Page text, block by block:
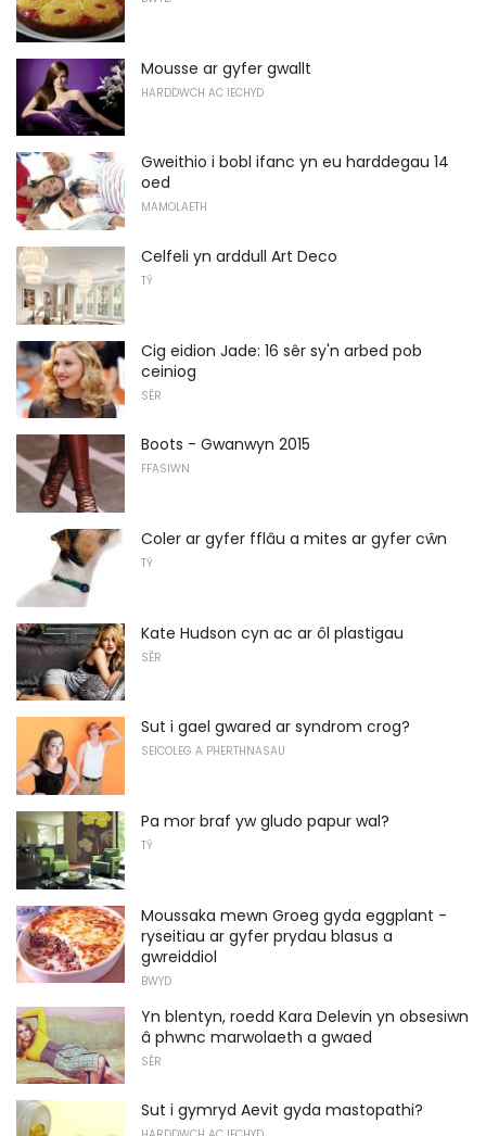
Mousse ar gyfer gwallt
HARDDWCH AC IECHYD
Gweithio i bobl ifanc yn eu harddegau 14
oed
MAMOLAETH
Celfeli yn arddull Art Deco
TŶ
Cig eidion Jade: 16 sêr sy'n arbed pob
ceiniog
SÊR
Boots - Gwanwyn 2015
FFASIWN
Coler ar gyfer fflâu a mites ar gyfer cŵn
TŶ
Kate Hudson cyn ac ar ôl plastigau
SÊR
Sut i gael gwared ar syndrom crog?
SEICOLEG A PHERTHNASAU
Pa mor braf yw gludo papur wal?
TŶ
Moussaka mewn Groeg gyda eggplant -
ryseitiau ar gyfer prydau blasus a
gwreiddiol
BWYD
Yn blentyn, roedd Kara Delevin yn obsesiwn
â phwnc marwolaeth a gwaed
SÊR
Sut i gymryd Aevit gyda mastopathi?